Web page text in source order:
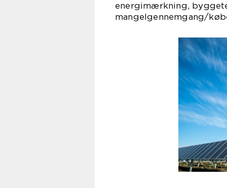
energimærkning,
mangelgennemgang/